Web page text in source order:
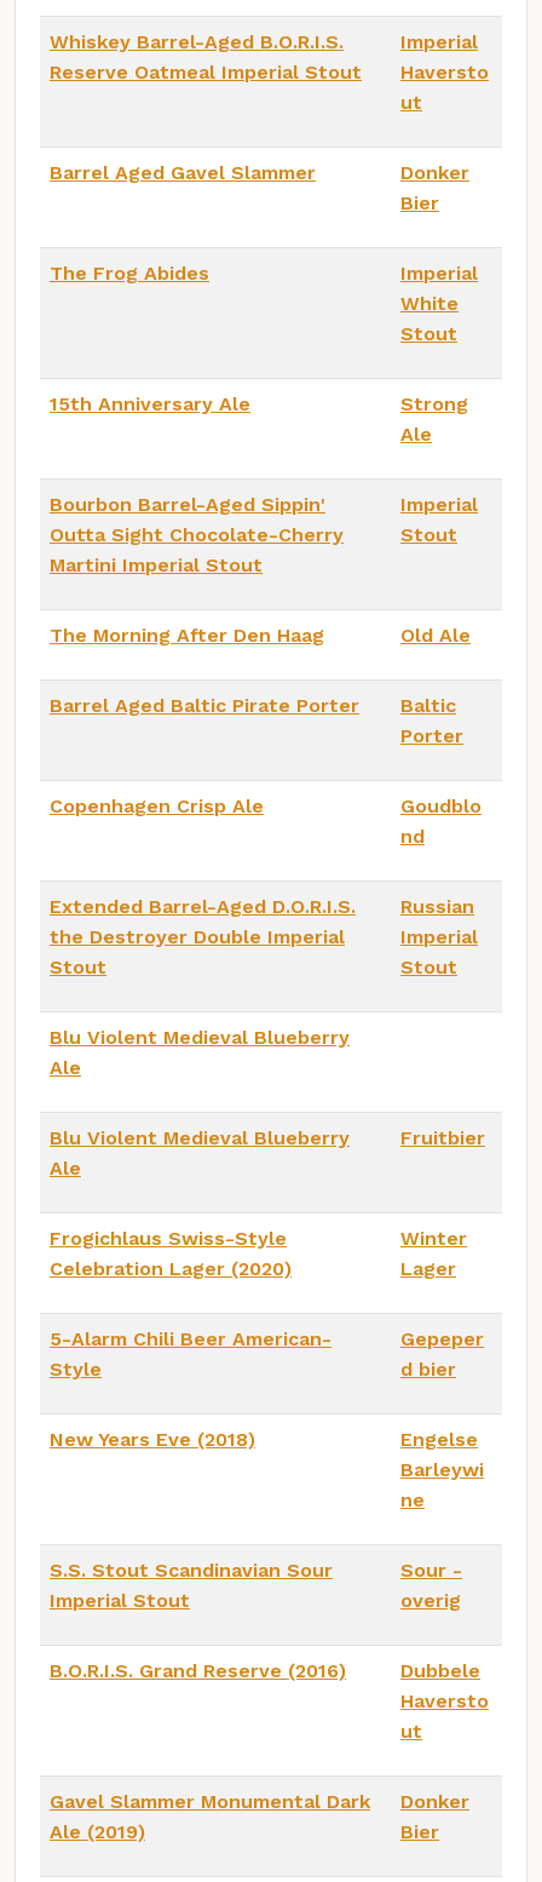
Whiskey Barrel-Aged B.O.R.I.S.
Reserve Oatmeal Imperial Stout
Imperial
Haversto
ut
Barrel Aged Gavel Slammer
Donker
Bier
The Frog Abides
Imperial
White
Stout
15th Anniversary Ale
Strong
Ale
Bourbon Barrel-Aged Sippin'
Outta Sight Chocolate-Cherry
Martini Imperial Stout
Imperial
Stout
The Morning After Den Haag Old Ale
Barrel Aged Baltic Pirate Porter
Baltic
Porter
Copenhagen Crisp Ale
Goudblo
nd
Extended Barrel-Aged D.O.R.I.S.
the Destroyer Double Imperial
Stout
Russian
Imperial
Stout
Blu Violent Medieval Blueberry
Ale
Blu Violent Medieval Blueberry
Ale
Fruitbier
Frogichlaus Swiss-Style
Celebration Lager (2020)
Winter
Lager
5-Alarm Chili Beer American-
Style
Gepeper
d bier
New Years Eve (2018)
Engelse
Barleywi
ne
S.S. Stout Scandinavian Sour
Imperial Stout
Sour -
overig
B.O.R.I.S. Grand Reserve (2016)
Dubbele
Haversto
ut
Gavel Slammer Monumental Dark
Ale (2019)
Donker
Bier